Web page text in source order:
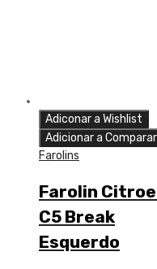
Adiconar a Wishlist
Adicionar a Comparar
Farolins
Farolin
C5 Break
Esquerdo